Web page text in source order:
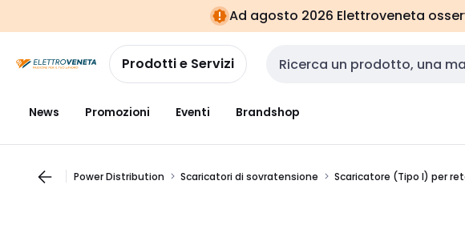
navigazionealla
pagina
Ad agosto 2026 Elettroveneta
Prodotti e Servizi Cerca input
News Promozioni Eventi Brandshop
Power Distribution Scaricatori di sovratensione Scaricatore (Tipo I) per